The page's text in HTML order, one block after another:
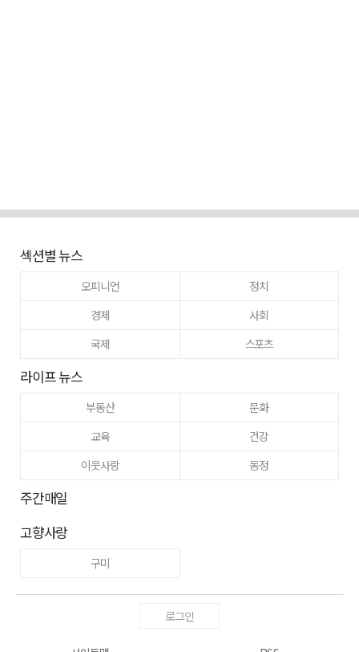
섹션별 뉴스
오피니언
정치
경제
사회
국제
스포츠
라이프 뉴스
부동산
문화
교육
건강
이웃사랑
동정
주간매일
고향사랑
구미
로그인